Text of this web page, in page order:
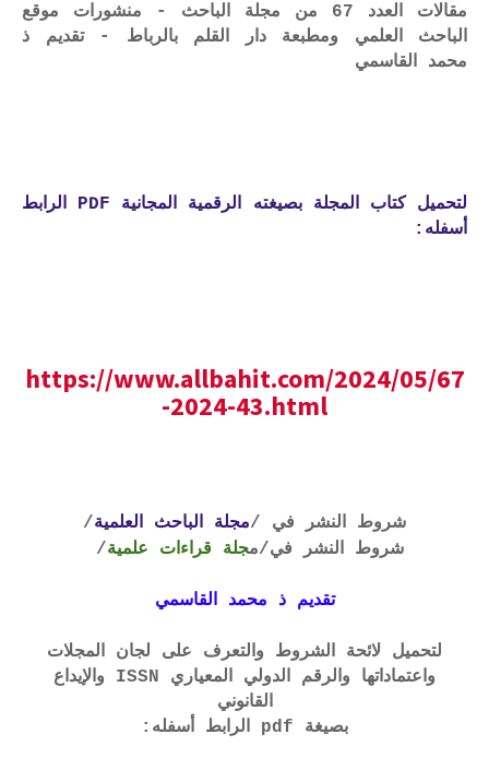
مقالات العدد 67 من مجلة الباحث - منشورات موقع
الباحث العلمي ومطبعة دار القلم بالرباط - تقديم ذ
محمد القاسمي
لتحميل كتاب المجلة بصيغته الرقمية المجانية PDF الرابط
أسفله:
https://www.allbahit.com/2024/05/67
-2024-43.html
شروط النشر في /مجلة الباحث العلمية/
شروط النشر في/مجلة قراءات علمية/
تقديم ذ محمد القاسمي
لتحميل لائحة الشروط والتعرف على لجان المجلات
واعتماداتها والرقم الدولي المعياري ISSN والإيداع
القانوني
بصيغة pdf الرابط أسفله: